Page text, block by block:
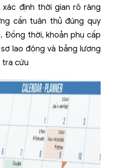
xác định thời gian rõ ràng
cần tuân thủ đúng quy
Đồng thời, khoản phụ cấp
lao động và bảng lương
tra cứu